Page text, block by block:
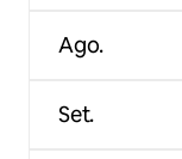
Ago.
Set.